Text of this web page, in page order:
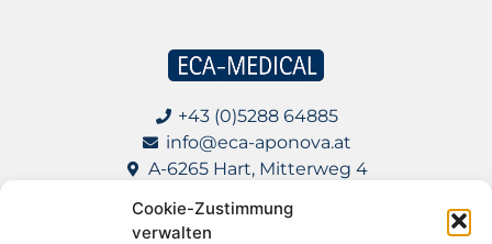
Cookie-Zustimmung
verwalten
+43 (0)5288 64885
info@eca-aponova.at
A-6265 Hart, Mitterweg 4
Impressum